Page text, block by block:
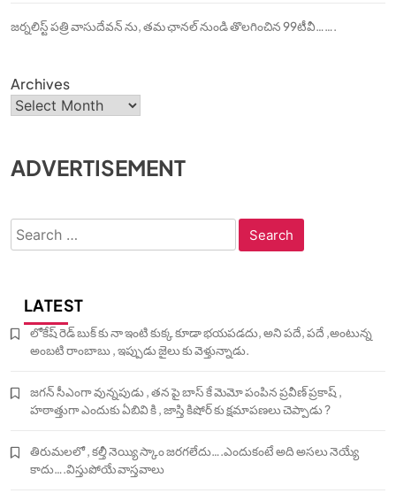
జర్నలిస్ట్ పత్రి వాసుదేవన్ ను, తమ ఛానల్ నుండి తొలగించిన 99టీవీ…….
Archives
ADVERTISEMENT
Search
for:
LATEST
లోకేష్ రెడ్ బుక్ కు నా ఇంటి కుక్క కూడా భయపడదు, అని పదే, పదే ,అంటున్న
అంబటి రాంబాబు , ఇప్పుడు జైలు కు వెళ్తున్నాడు.
జగన్ సీఎంగా వున్నపుడు , తన పై బాస్ కే మెమో పంపిన ప్రవీణ్ ప్రకాష్ ,
హఠాత్తుగా ఎందుకు ఏబివి కి , జాస్తి కిషోర్ కు క్షమాపణలు చెప్పాడు ?
తిరుమలలో , కల్తీ నెయ్యి స్కాం జరగలేదు….ఎందుకంటే అది అసలు నెయ్యే
కాదు….విస్తుపోయే వాస్తవాలు